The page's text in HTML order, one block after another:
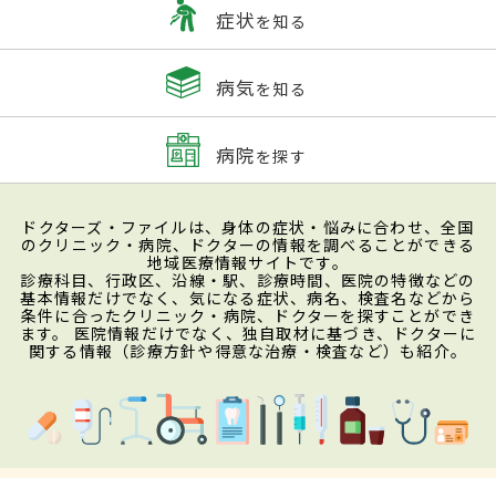
症状を知る
病気を知る
病院を探す
ドクターズ・ファイルは、身体の症状・悩みに合わせ、全国
のクリニック・病院、ドクターの情報を調べることができる
地域医療情報サイトです。
診療科目、行政区、沿線・駅、診療時間、医院の特徴などの
基本情報だけでなく、気になる症状、病名、検査名などから
条件に合ったクリニック・病院、ドクターを探すことができ
ます。 医院情報だけでなく、独自取材に基づき、ドクターに
関する情報（診療方針や得意な治療・検査など）も紹介。